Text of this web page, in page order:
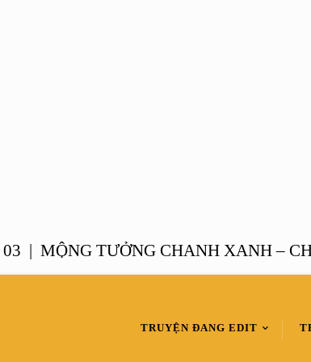
MỘNG TƯỞNG CHANH XANH –
TRUYỆN ĐANG EDIT